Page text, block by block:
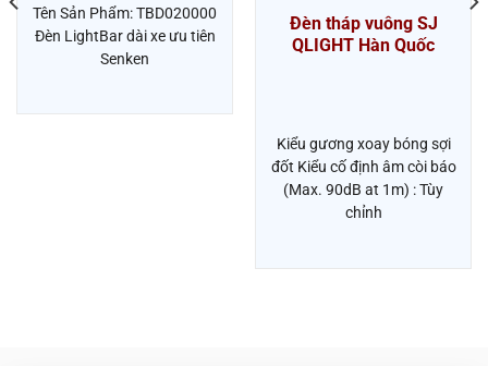
Tên Sản Phẩm: TBD020000
Đèn LightBar dài xe ưu tiên
Senken
Đèn tháp vuông SJ
QLIGHT Hàn Quốc
Kiểu gương xoay bóng sợi
đốt Kiểu cố định âm còi báo
(Max. 90dB at 1m) : Tùy
chỉnh